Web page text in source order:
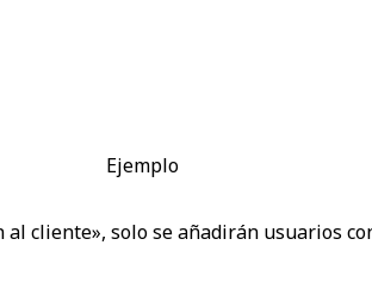
Ejemplo
cliente», solo se añadirán usuarios